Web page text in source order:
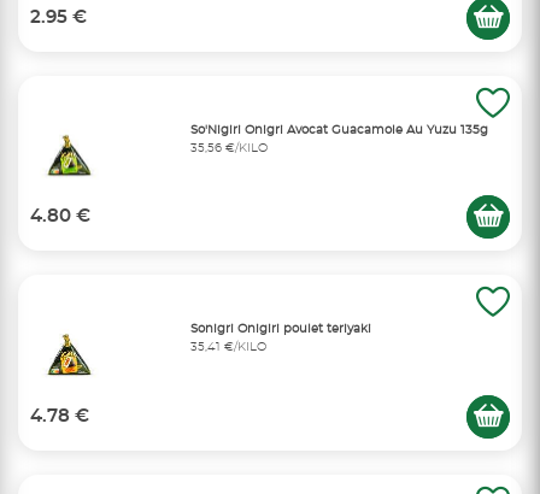
2.95 €
So'Nigiri Onigri Avocat Guacamole Au Yuzu 135g
35,56 €/KILO
4.80 €
Sonigri Onigiri poulet teriyaki
35,41 €/KILO
4.78 €